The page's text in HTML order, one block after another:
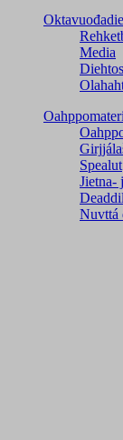
Media
Spealut
Jietna-
Nuvttá